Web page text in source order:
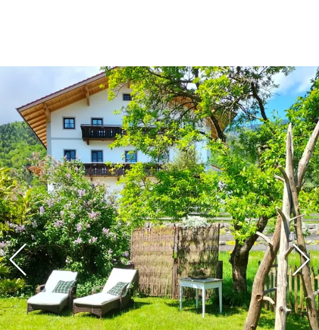
Moderne Einbauküche mit Spülmaschine,
Backofen, Kühl-Gefrierkombi,
Kaffeemaschine, Toaster, etc.
Seperates Schlafzimmer mit komfortablem
Doppelbett (plus ggf. Schlafcouch im
Wohnbereich)
Badezimmer mit ebenerdiger Dusche,
Handtuchwärmer, WC
Terrasse / eigener Gartenanteil
Kostenloses WLAN, TV, Parkplatz,
Abstellplatz für Fahrräder
Lage: